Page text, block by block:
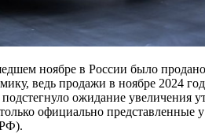
ноябре в России было
ведь продажи в ноябре 2024
ожидание увеличения
официально